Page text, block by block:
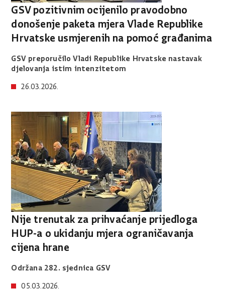
GSV pozitivnim ocijenilo pravodobno
donošenje paketa mjera Vlade Republike
Hrvatske usmjerenih na pomoć građanima
GSV preporučilo Vladi Republike Hrvatske nastavak
djelovanja istim intenzitetom
26.03.2026.
Nije trenutak za prihvaćanje prijedloga
HUP-a o ukidanju mjera ograničavanja
cijena hrane
Održana 282. sjednica GSV
05.03.2026.